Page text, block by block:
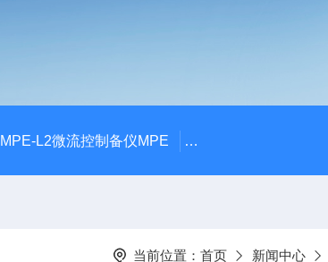
MPE-L2微流控制备仪MPE MPE-P1微流控制备仪
当前位置： 首页 新闻中心